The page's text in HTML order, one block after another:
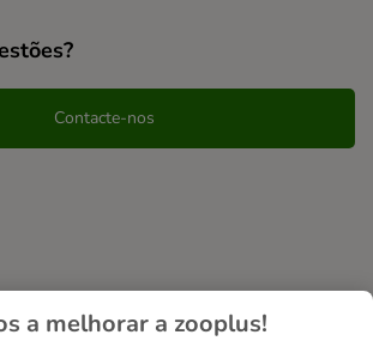
Contacte-nos
a melhorar a zooplus!